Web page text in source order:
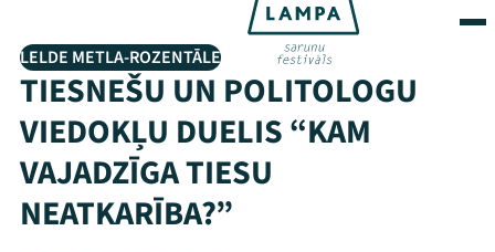
LELDE METLA-ROZENTĀLE
TIESNEŠU UN POLITOLOGU
VIEDOKĻU DUELIS “KAM
VAJADZĪGA TIESU
NEATKARĪBA?”